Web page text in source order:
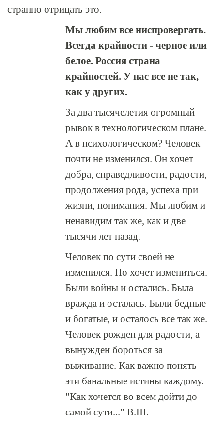
странно отрицать это.
Мы любим все ниспровергать.
Всегда крайности - черное или
белое. Россия страна
крайностей. У нас все не так,
как у других.
За два тысячелетия огромный
рывок в технологическом плане.
А в психологическом? Человек
почти не изменился. Он хочет
добра, справедливости, радости,
продолжения рода, успеха при
жизни, понимания. Мы любим и
ненавидим так же, как и две
тысячи лет назад.
Человек по сути своей не
изменился. Но хочет измениться.
Были войны и остались. Была
вражда и осталась. Были бедные
и богатые, и осталось все так же.
Человек рожден для радости, а
вынужден бороться за
выживание. Как важно понять
эти банальные истины каждому.
"Как хочется во всем дойти до
самой сути..." В.Ш.